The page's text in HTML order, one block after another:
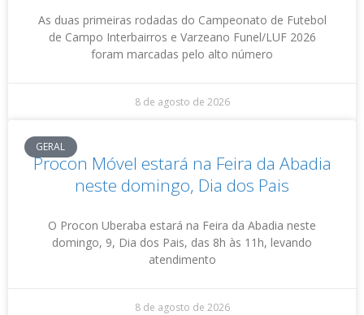
As duas primeiras rodadas do Campeonato de Futebol
de Campo Interbairros e Varzeano Funel/LUF 2026
foram marcadas pelo alto número
8 de agosto de 2026
GERAL
Procon Móvel estará na Feira da Abadia
neste domingo, Dia dos Pais
O Procon Uberaba estará na Feira da Abadia neste
domingo, 9, Dia dos Pais, das 8h às 11h, levando
atendimento
8 de agosto de 2026